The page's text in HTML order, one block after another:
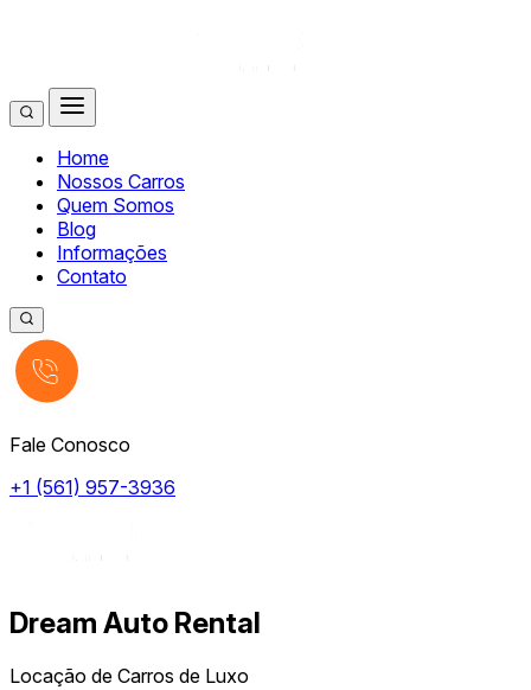
Home
Nossos Carros
Quem Somos
Blog
Informações
Contato
Fale Conosco
+1 (561) 957-3936
Dream Auto Rental
Locação de Carros de Luxo